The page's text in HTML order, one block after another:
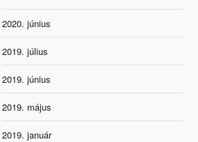
2020. június
2019. július
2019. június
2019. május
2019. január